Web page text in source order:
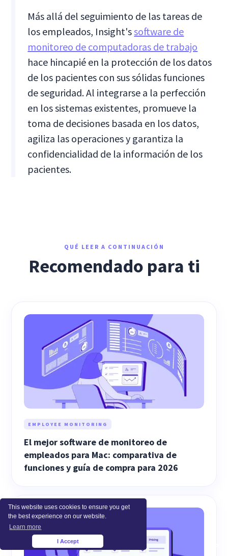
This website uses cookies to ensure you get
the best experience on our website.
Learn more
I Accept
Más allá del seguimiento de las tareas de
los empleados, Insight'ssoftware de
monitoreo de computadoras de trabajo
hace hincapié en la protección de los datos
de los pacientes con sus sólidas funciones
de seguridad. Al integrarse a la perfección
en los sistemas existentes, promueve la
toma de decisiones basada en los datos,
agiliza las operaciones y garantiza la
confidencialidad de la información de los
pacientes.
QUÉ LEER A CONTINUACIÓN
Recomendado para ti
EMPLOYEE MONITORING
El mejor software de monitoreo de
empleados para Mac: comparativa de
funciones y guía de compra para 2026